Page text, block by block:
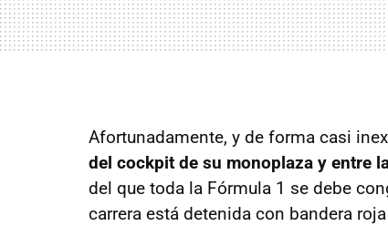
Afortunadamente, y de forma casi
del cockpit de su monoplaza y entre
del que toda la Fórmula 1 se debe
carrera está detenida con bandera